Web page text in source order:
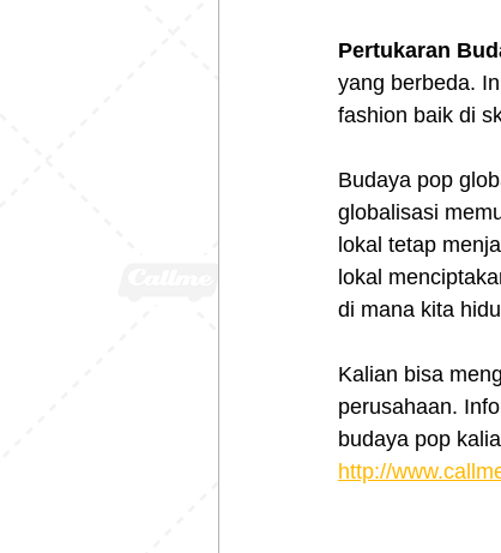
Pertukaran
yang berbeda.
fashion baik di
Budaya pop
globalisasi
lokal tetap
lokal
di mana kita
Kalian bisa
perusahaan.
budaya pop
http://